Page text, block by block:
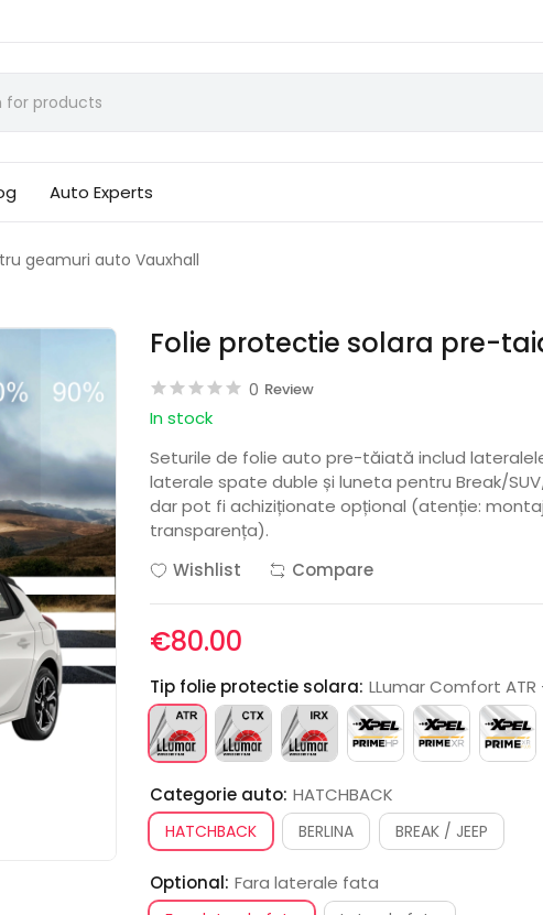
Auto Experts
geamuri auto Vauxhall
Folie protectie solara pre-
0 Review
In stock
Seturile de folie auto pre-tăiată includ
laterale spate duble și luneta pentru Break/
dar pot fi achiziționate opțional (atenție:
transparența).
Wishlist
Compare
€80.00
Tip folie protectie solara: LLumar Comfort
Categorie auto: HATCHBACK
HATCHBACK BERLINA BREAK / JEEP
Optional: Fara laterale fata